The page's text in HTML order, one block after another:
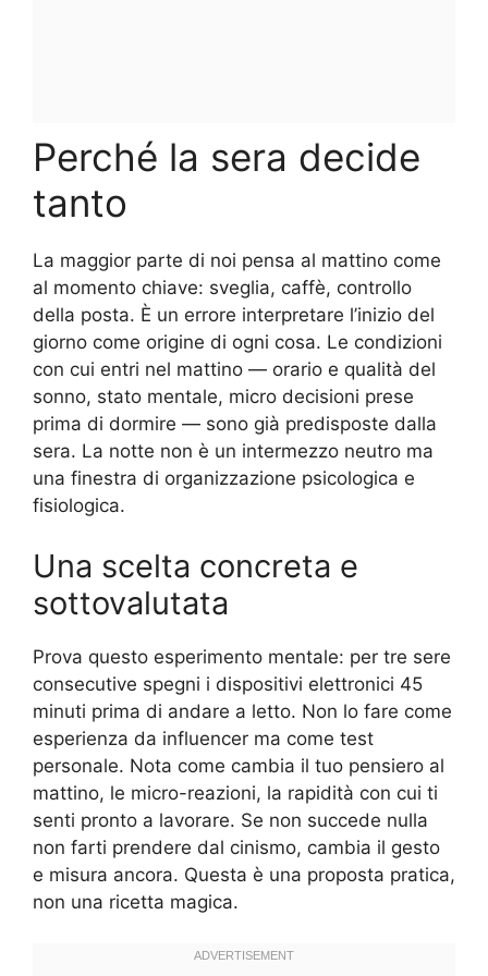
Perché la sera decide
tanto
La maggior parte di noi pensa al mattino come
al momento chiave: sveglia, caffè, controllo
della posta. È un errore interpretare l’inizio del
giorno come origine di ogni cosa. Le condizioni
con cui entri nel mattino — orario e qualità del
sonno, stato mentale, micro decisioni prese
prima di dormire — sono già predisposte dalla
sera. La notte non è un intermezzo neutro ma
una finestra di organizzazione psicologica e
fisiologica.
Una scelta concreta e
sottovalutata
Prova questo esperimento mentale: per tre sere
consecutive spegni i dispositivi elettronici 45
minuti prima di andare a letto. Non lo fare come
esperienza da influencer ma come test
personale. Nota come cambia il tuo pensiero al
mattino, le micro-reazioni, la rapidità con cui ti
senti pronto a lavorare. Se non succede nulla
non farti prendere dal cinismo, cambia il gesto
e misura ancora. Questa è una proposta pratica,
non una ricetta magica.